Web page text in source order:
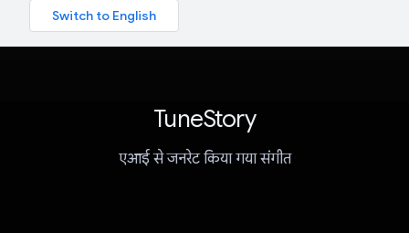
TuneStory
एआई से जनरेट किया गया संगीत